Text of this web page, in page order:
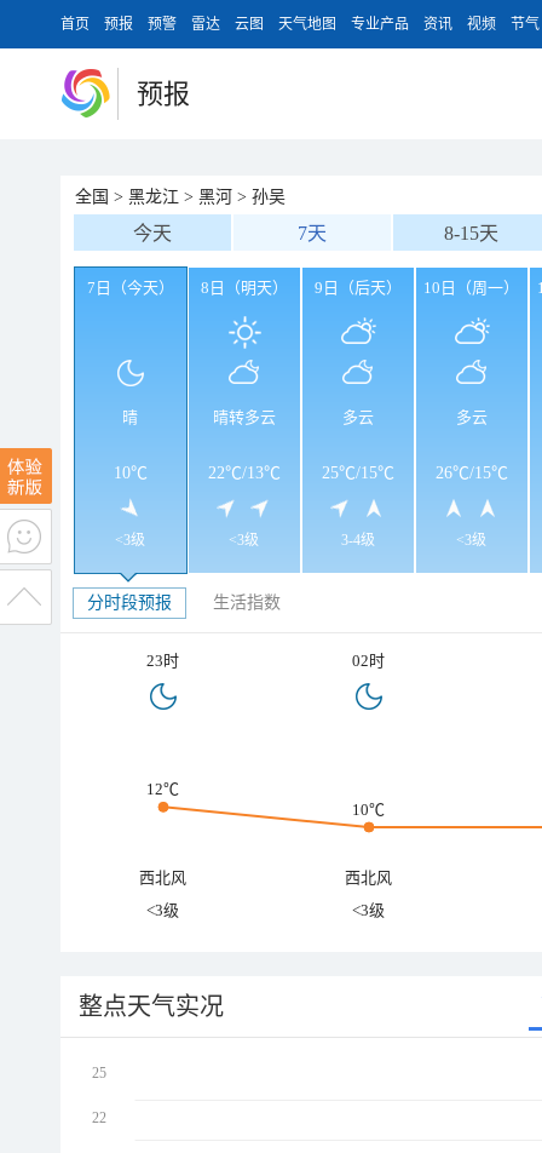
首页 预报 预警 雷达 云图 天气地图 专业产品 资讯 视频 节气
预报
全国 > 黑龙江 > 黑河 > 孙吴
今天 7天 8-15天
7日（今天）
晴
10℃
<3级
8日（明天）
晴转多云
22℃/13℃
<3级
9日（后天）
多云
25℃/15℃
3-4级
10日（周一）
多云
26℃/15℃
<3级
分时段预报 生活指数
23时 02时
12℃
10℃
西北风
西北风
<3级
<3级
整点天气实况
25
22